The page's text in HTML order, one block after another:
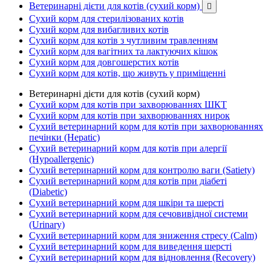
Ветеринарні дієти для котів (сухий корм)

Сухий корм для стерилізованих котів
Сухий корм для вибагливих котів
Сухий корм для котів з чутливим травленням
Сухий корм для вагітних та лактуючих кішок
Сухий корм для довгошерстих котів
Сухий корм для котів, що живуть у приміщенні
Ветеринарні дієти для котів (сухий корм)
Сухий корм для котів при захворюваннях ШКТ
Сухий корм для котів при захворюваннях нирок
Сухий ветеринарний корм для котів при захворюваннях
печінки (Hepatic)
Сухий ветеринарний корм для котів при алергії
(Hypoallergenic)
Сухий ветеринарний корм для контролю ваги (Satiety)
Сухий ветеринарний корм для котів при діабеті
(Diabetic)
Сухий ветеринарний корм для шкіри та шерсті
Сухий ветеринарний корм для сечовивідної системи
(Urinary)
Сухий ветеринарний корм для зниження стресу (Calm)
Сухий ветеринарний корм для виведення шерсті
Сухий ветеринарний корм для відновлення (Recovery)